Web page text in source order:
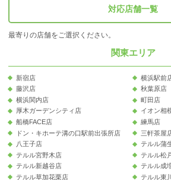
対応店舗一覧
最寄りの店舗をご選択ください。
関東エリア
新宿店
横浜駅前
藤沢店
秋葉原店
横浜関内店
町田店
厚木ガーデンシティ店
イオン相
船橋FACE店
練馬店
ドン・キホーテ溝の口駅前出張所店
三軒茶屋
八王子店
テルル蒲
テルル宮野木店
テルル松
テルル新越谷店
テルル成
テルル草加花栗店
テルル東